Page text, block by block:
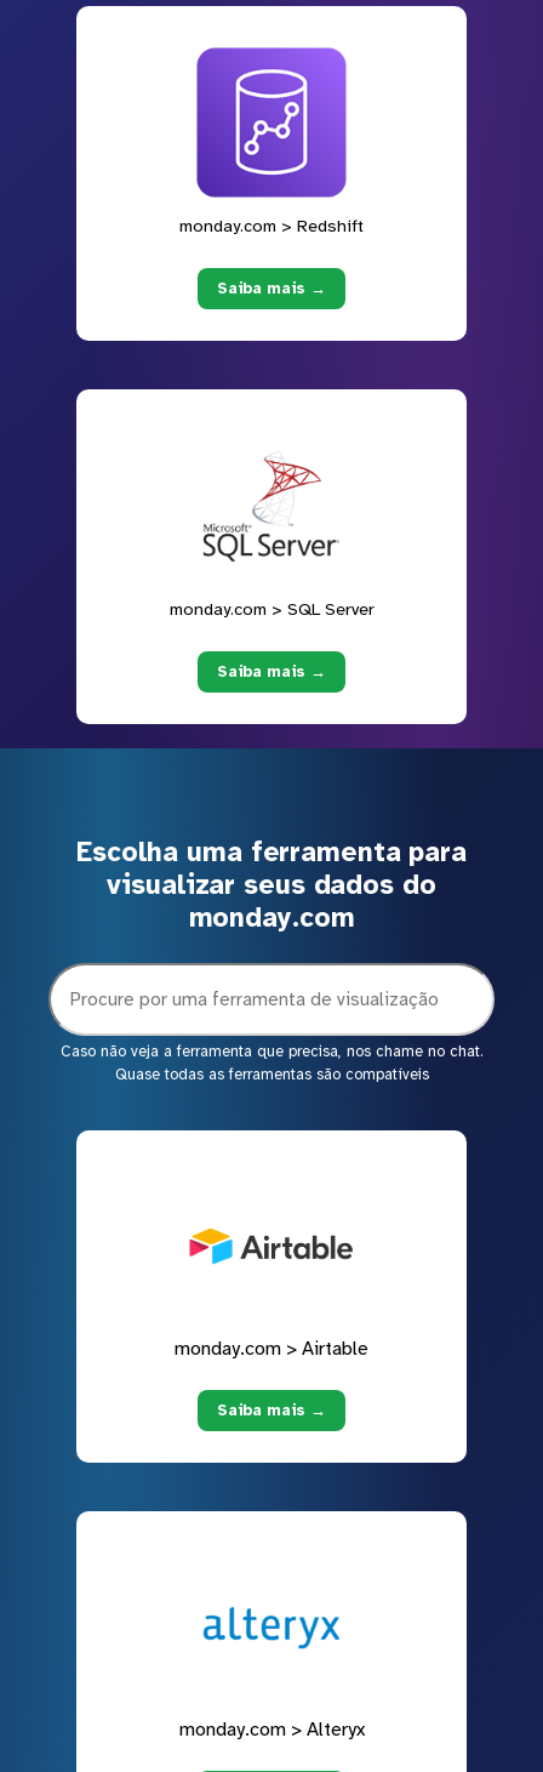
monday.com > Redshift
Saiba mais →
monday.com > SQL Server
Saiba mais →
Escolha uma ferramenta para
visualizar seus dados do
monday.com
Caso não veja a ferramenta que precisa, nos chame no chat.
Quase todas as ferramentas são compatíveis
monday.com > Airtable
Saiba mais →
monday.com > Alteryx